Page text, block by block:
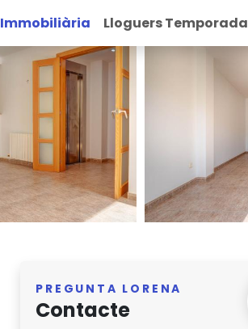
Immobiliària Lloguers Temporada
PREGUNTA LORENA
Contacte